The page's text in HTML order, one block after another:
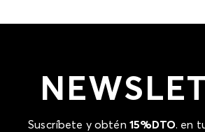
Suscríbete y obtén 15%DTO. en